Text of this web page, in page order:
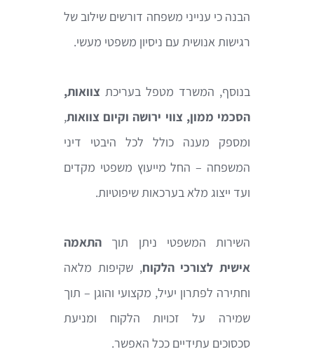
הבנה כי ענייני משפחה דורשים שילוב של
רגישות אנושית עם ניסיון משפטי מעשי.
בנוסף, המשרד מטפל בעריכת צוואות,
הסכמי ממון, צווי ירושה וקיום צוואות,
ומספק מענה כולל לכל היבטי דיני
המשפחה – החל מייעוץ משפטי מקדים
ועד ייצוג מלא בערכאות שיפוטיות.
השירות המשפטי ניתן תוך התאמה
אישית לצורכי הלקוח, שקיפות מלאה
וחתירה לפתרון יעיל, מקצועי והוגן – תוך
שמירה על זכויות הלקוח ומניעת
סכסוכים עתידיים ככל האפשר.